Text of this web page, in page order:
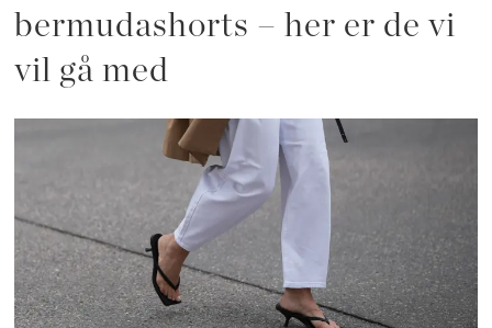
bermudashorts – her er de vi
vil gå med